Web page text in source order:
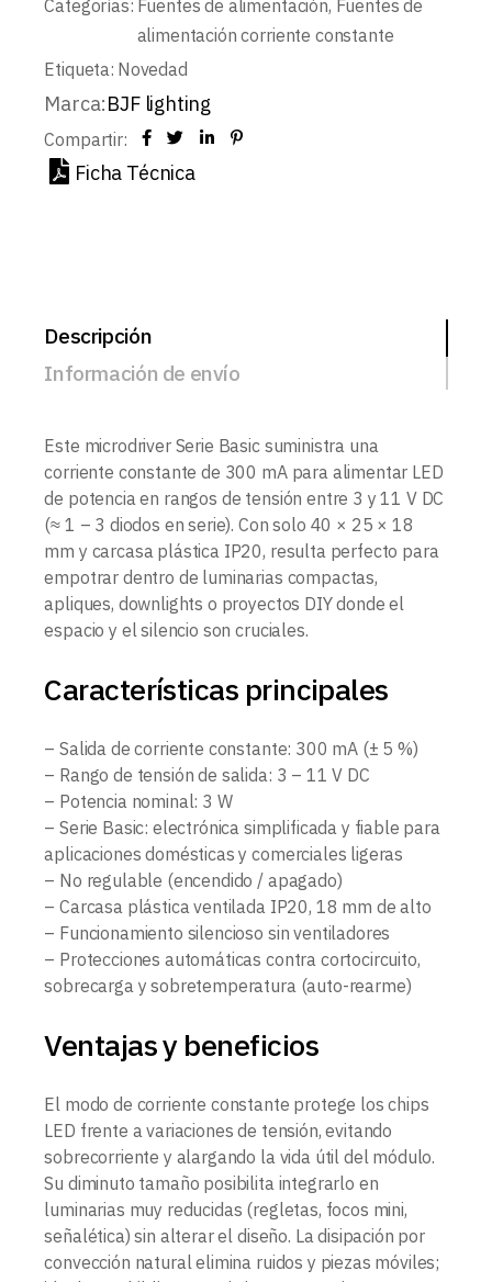
Categorías: Fuentes de alimentación, Fuentes de
alimentación corriente constante
Etiqueta: Novedad
Marca:BJF lighting
Compartir:
Ficha Técnica
Descripción
Información de envío
Este microdriver Serie Basic suministra una
corriente constante de 300 mA para alimentar LED
de potencia en rangos de tensión entre 3 y 11 V DC
(≈ 1 – 3 diodos en serie). Con solo 40 × 25 × 18
mm y carcasa plástica IP20, resulta perfecto para
empotrar dentro de luminarias compactas,
apliques, downlights o proyectos DIY donde el
espacio y el silencio son cruciales.
Características principales
– Salida de corriente constante: 300 mA (± 5 %)
– Rango de tensión de salida: 3 – 11 V DC
– Potencia nominal: 3 W
– Serie Basic: electrónica simplificada y fiable para
aplicaciones domésticas y comerciales ligeras
– No regulable (encendido / apagado)
– Carcasa plástica ventilada IP20, 18 mm de alto
– Funcionamiento silencioso sin ventiladores
– Protecciones automáticas contra cortocircuito,
sobrecarga y sobretemperatura (auto-rearme)
Ventajas y beneficios
El modo de corriente constante protege los chips
LED frente a variaciones de tensión, evitando
sobrecorriente y alargando la vida útil del módulo.
Su diminuto tamaño posibilita integrarlo en
luminarias muy reducidas (regletas, focos mini,
señalética) sin alterar el diseño. La disipación por
convección natural elimina ruidos y piezas móviles;